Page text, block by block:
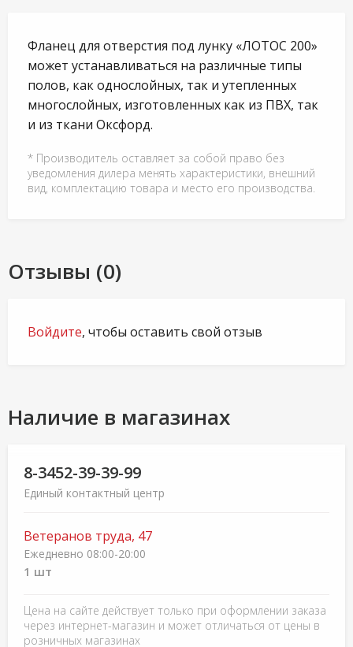
Фланец для отверстия под лунку «ЛОТОС 200»
может устанавливаться на различные типы
полов, как однослойных, так и утепленных
многослойных, изготовленных как из ПВХ, так
и из ткани Оксфорд.
* Производитель оставляет за собой право без
уведомления дилера менять характеристики, внешний
вид, комплектацию товара и место его производства.
Отзывы (0)
Войдите, чтобы оставить свой отзыв
Наличие в магазинах
8-3452-39-39-99
Единый контактный центр
Ветеранов труда, 47
Ежедневно 08:00-20:00
1 шт
Цена на сайте действует только при оформлении заказа
через интернет-магазин и может отличаться от цены в
розничных магазинах